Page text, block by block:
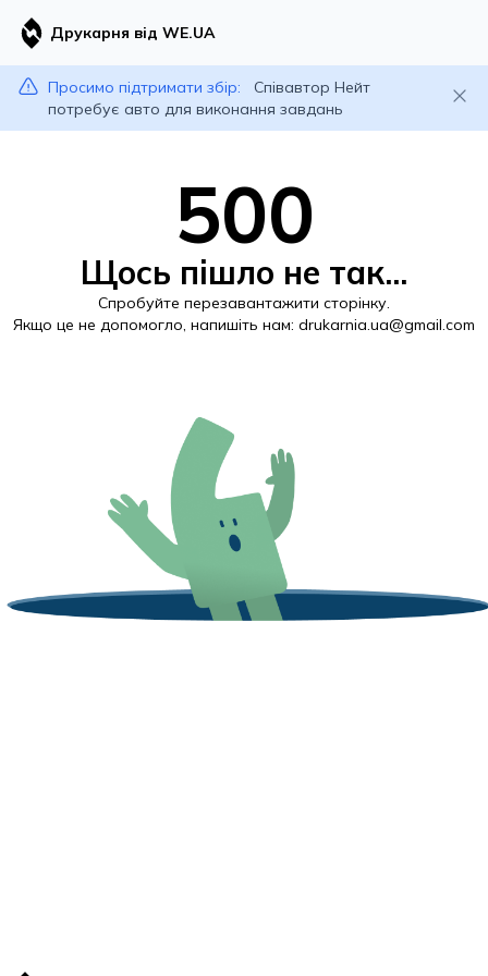
Друкарня від WE.UA
Просимо підтримати збір:
Співавтор Нейт
потребує авто для виконання завдань
500
Щось пішло не так...
Спробуйте перезавантажити сторінку.
Якщо це не допомогло, напишіть нам: drukarnia.ua@gmail.com